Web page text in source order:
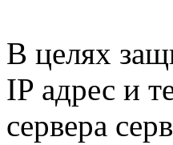
В целях
IP адрес и
сервера